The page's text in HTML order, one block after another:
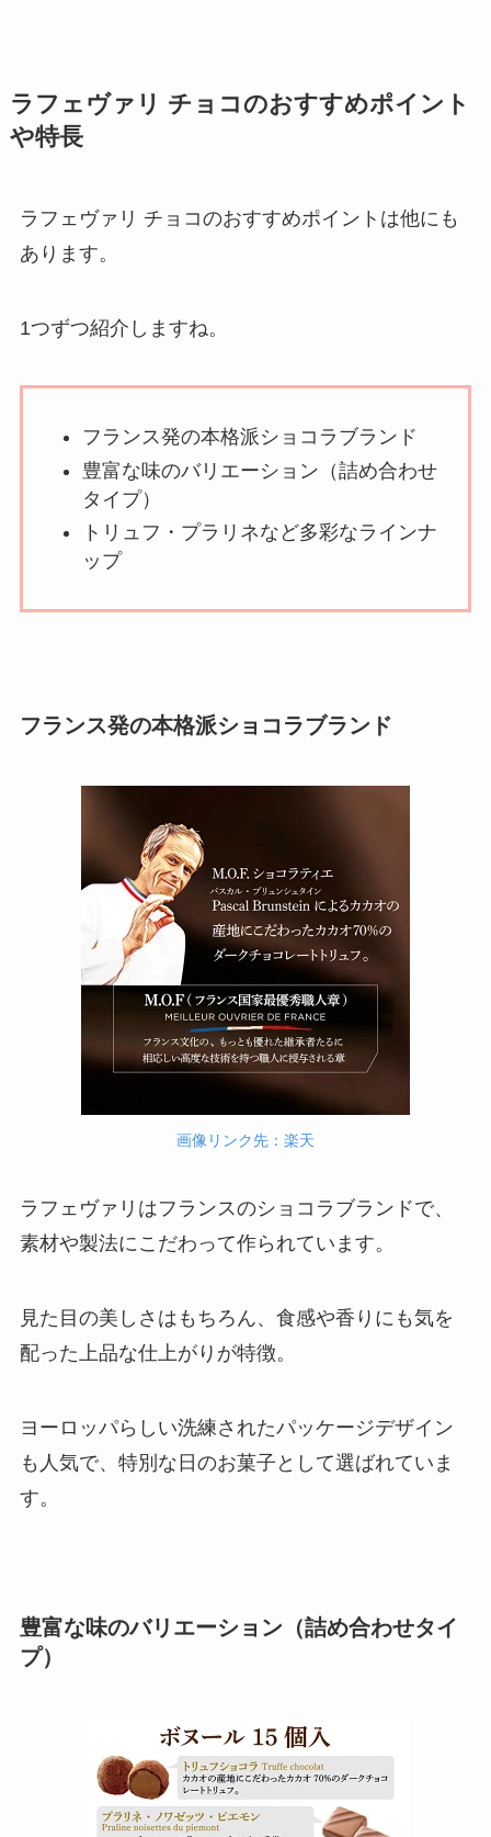
ラフェヴァリ チョコのおすすめポイント
や特長
ラフェヴァリ チョコのおすすめポイントは他にも
あります。
1つずつ紹介しますね。
フランス発の本格派ショコラブランド
豊富な味のバリエーション（詰め合わせ
タイプ）
トリュフ・プラリネなど多彩なラインナ
ップ
フランス発の本格派ショコラブランド
画像リンク先：楽天
ラフェヴァリはフランスのショコラブランドで、
素材や製法にこだわって作られています。
見た目の美しさはもちろん、食感や香りにも気を
配った上品な仕上がりが特徴。
ヨーロッパらしい洗練されたパッケージデザイン
も人気で、特別な日のお菓子として選ばれていま
す。
豊富な味のバリエーション（詰め合わせタイ
プ）